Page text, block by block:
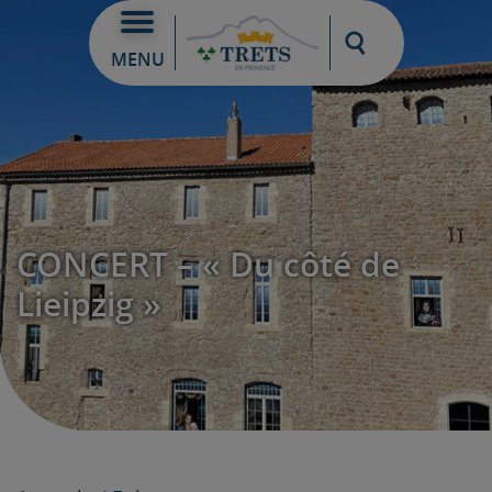
MENU
Moteur de
CONCERT – « Du côté de
Lieipzig »